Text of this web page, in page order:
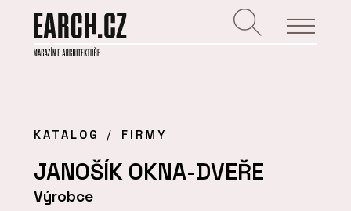
KATALOG FIRMY
JANOŠÍK OKNA-DVEŘE
Výrobce